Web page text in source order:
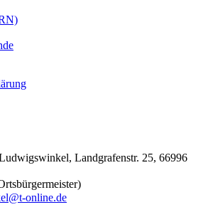
Landgrafenstr. 25, 66996
online.de